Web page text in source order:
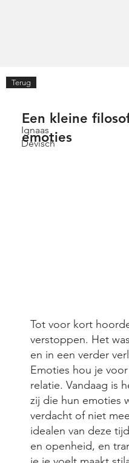
Een kleine
emoties
Ignaas
Devisch
Terug
Tot voor kort
verstoppen. Het
en in een verder
Emoties hou je
relatie. Vandaag is
zij die hun emoties
verdacht of niet
idealen van deze
en openheid, en